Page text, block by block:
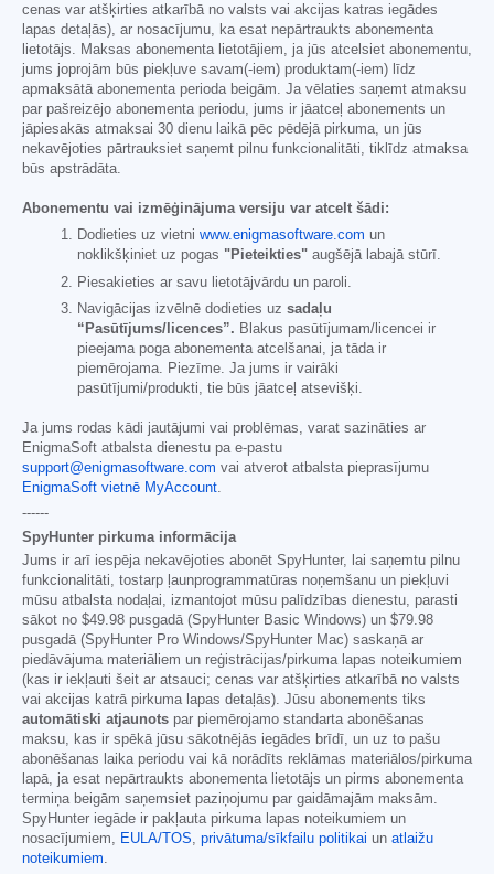
cenas var atšķirties atkarībā no valsts vai akcijas katras iegādes
lapas detaļās), ar nosacījumu, ka esat nepārtraukts abonementa
lietotājs. Maksas abonementa lietotājiem, ja jūs atcelsiet abonementu,
jums joprojām būs piekļuve savam(-iem) produktam(-iem) līdz
apmaksātā abonementa perioda beigām. Ja vēlaties saņemt atmaksu
par pašreizējo abonementa periodu, jums ir jāatceļ abonements un
jāpiesakās atmaksai 30 dienu laikā pēc pēdējā pirkuma, un jūs
nekavējoties pārtrauksiet saņemt pilnu funkcionalitāti, tiklīdz atmaksa
būs apstrādāta.
Abonementu vai izmēģinājuma versiju var atcelt šādi:
Dodieties uz vietni www.enigmasoftware.com un
noklikšķiniet uz pogas "Pieteikties" augšējā labajā stūrī.
Piesakieties ar savu lietotājvārdu un paroli.
Navigācijas izvēlnē dodieties uz sadaļu
“Pasūtījums/licences”. Blakus pasūtījumam/licencei ir
pieejama poga abonementa atcelšanai, ja tāda ir
piemērojama. Piezīme. Ja jums ir vairāki
pasūtījumi/produkti, tie būs jāatceļ atsevišķi.
Ja jums rodas kādi jautājumi vai problēmas, varat sazināties ar
EnigmaSoft atbalsta dienestu pa e-pastu
support@enigmasoftware.com vai atverot atbalsta pieprasījumu
EnigmaSoft vietnē MyAccount.
------
SpyHunter pirkuma informācija
Jums ir arī iespēja nekavējoties abonēt SpyHunter, lai saņemtu pilnu
funkcionalitāti, tostarp ļaunprogrammatūras noņemšanu un piekļuvi
mūsu atbalsta nodaļai, izmantojot mūsu palīdzības dienestu, parasti
sākot no $49.98 pusgadā (SpyHunter Basic Windows) un $79.98
pusgadā (SpyHunter Pro Windows/SpyHunter Mac) saskaņā ar
piedāvājuma materiāliem un reģistrācijas/pirkuma lapas noteikumiem
(kas ir iekļauti šeit ar atsauci; cenas var atšķirties atkarībā no valsts
vai akcijas katrā pirkuma lapas detaļās). Jūsu abonements tiks
automātiski atjaunots par piemērojamo standarta abonēšanas
maksu, kas ir spēkā jūsu sākotnējās iegādes brīdī, un uz to pašu
abonēšanas laika periodu vai kā norādīts reklāmas materiālos/pirkuma
lapā, ja esat nepārtraukts abonementa lietotājs un pirms abonementa
termiņa beigām saņemsiet paziņojumu par gaidāmajām maksām.
SpyHunter iegāde ir pakļauta pirkuma lapas noteikumiem un
nosacījumiem, EULA/TOS, privātuma/sīkfailu politikai un atlaižu
noteikumiem.